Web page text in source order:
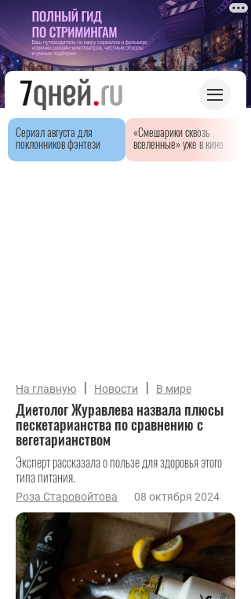
Сериал августа для
поклонников фэнтези
«Смешарики сквозь
вселенные» уже в кино
На главную | Новости | В мире
Диетолог Журавлева назвала плюсы
пескетарианства по сравнению с
вегетарианством
Эксперт рассказала о пользе для здоровья этого
типа питания.
Роза Старовойтова 08 октября 2024